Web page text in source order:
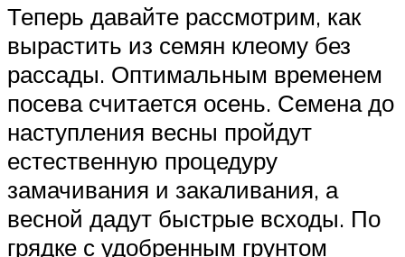
Теперь давайте рассмотрим, как
вырастить из семян клеому без
рассады. Оптимальным временем
посева считается осень. Семена до
наступления весны пройдут
естественную процедуру
замачивания и закаливания, а
весной дадут быстрые всходы. По
грядке с удобренным грунтом